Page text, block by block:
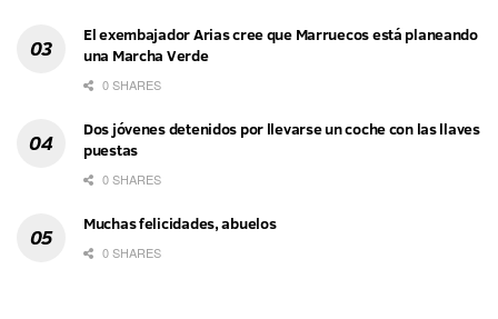
El exembajador Arias cree que Marruecos está planeando
una Marcha Verde
0 SHARES
Dos jóvenes detenidos por llevarse un coche con las llaves
puestas
0 SHARES
Muchas felicidades, abuelos
0 SHARES